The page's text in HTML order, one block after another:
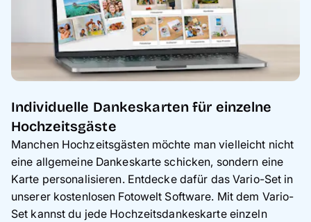
Individuelle Dankeskarten für einzelne
Hochzeitsgäste
Manchen Hochzeitsgästen möchte man vielleicht nicht
eine allgemeine Dankeskarte schicken, sondern eine
Karte personalisieren. Entdecke dafür das Vario-Set in
unserer kostenlosen Fotowelt Software. Mit dem Vario-
Set kannst du jede Hochzeitsdankeskarte einzeln